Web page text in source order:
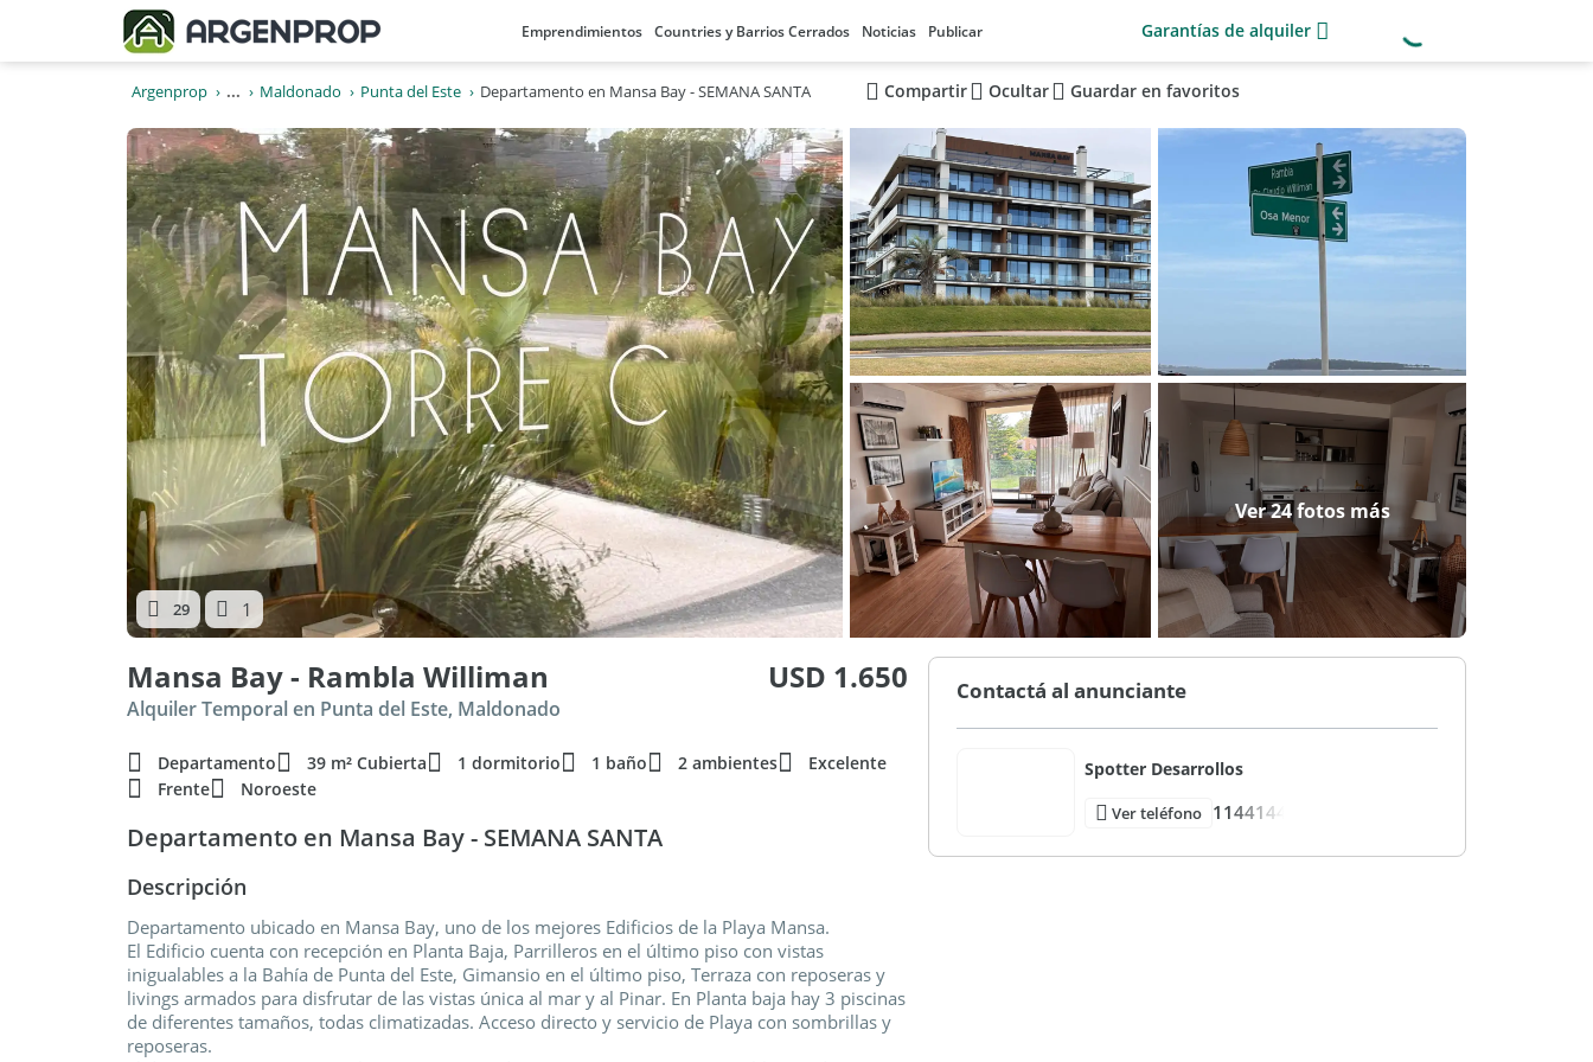
Emprendimientos Countries y Barrios Cerrados Noticias Publicar Garantías de alquiler
Argenprop ... Maldonado Punta del Este Departamento en Mansa Bay - SEMANA SANTA Compartir Ocultar Guardar en favoritos
Ver 24 fotos más
29 1
Mansa Bay - Rambla Williman USD 1.650
Alquiler Temporal en Punta del Este, Maldonado
Departamento 39 m² Cubierta 1 dormitorio 1 baño 2 ambientes
Excelente
Frente
Noroeste
Departamento en Mansa Bay - SEMANA SANTA
Descripción
Departamento ubicado en Mansa Bay, uno de los mejores Edificios de la Playa Mansa.
El Edificio cuenta con recepción en Planta Baja, Parrilleros en el último piso con vistas
inigualables a la Bahía de Punta del Este, Gimansio en el último piso, Terraza con reposeras y
livings armados para disfrutar de las vistas única al mar y al Pinar. En Planta baja hay 3 piscinas
de diferentes tamaños, todas climatizadas. Acceso directo y servicio de Playa con sombrillas y
reposeras.
Contactá al anunciante
Spotter Desarrollos
Ver teléfono 1144144